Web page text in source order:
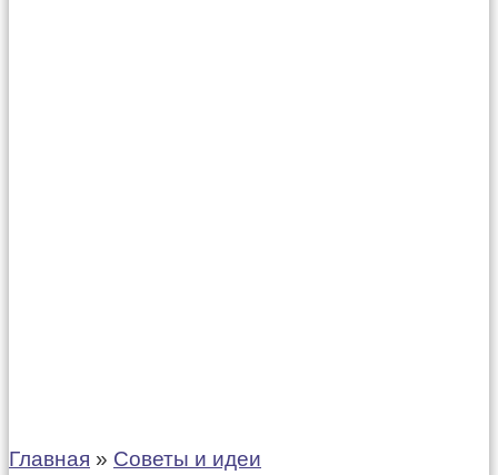
Главная » Советы и идеи